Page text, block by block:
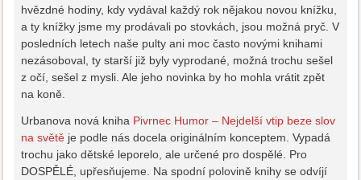
hvězdné hodiny, kdy vydával každý rok nějakou novou knížku,
a ty knížky jsme my prodávali po stovkách, jsou možná pryč. V
posledních letech naše pulty ani moc často novými knihami
nezásoboval, ty starší již byly vyprodané, možná trochu sešel
z očí, sešel z mysli. Ale jeho novinka by ho mohla vrátit zpět
na koně.
Urbanova nová kniha Pivrnec Humor – Nejdelší vtip beze slov
na světě je podle nás docela originálním konceptem. Vypadá
trochu jako dětské leporelo, ale určené pro dospělé. Pro
DOSPĚLÉ, upřesňujeme. Na spodní polovině knihy se odvíjí